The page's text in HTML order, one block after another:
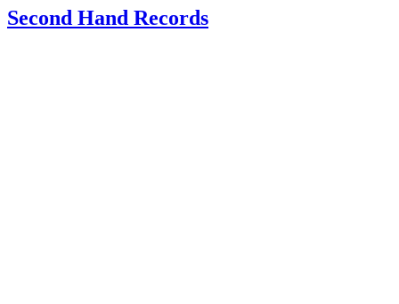
Second Hand Records